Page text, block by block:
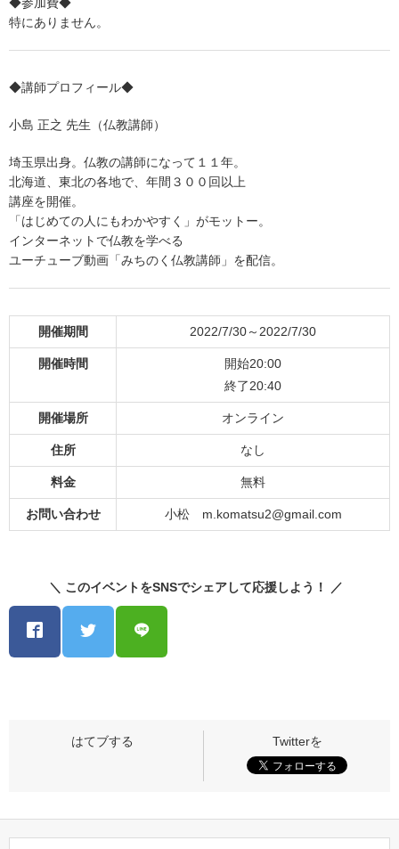
特にありません。
◆講師プロフィール◆
小島 正之 先生（仏教講師）
埼玉県出身。仏教の講師になって１１年。
北海道、東北の各地で、年間３００回以上
講座を開催。
「はじめての人にもわかやすく」がモットー。
インターネットで仏教を学べる
ユーチューブ動画「みちのく仏教講師」を配信。
開催期間 2022/7/30～2022/7/30
開催時間
開始20:00
終了20:40
開催場所 オンライン
住所 なし
料金 無料
お問い合わせ 小松 m.komatsu2@gmail.com
＼ このイベントをSNSでシェアして応援しよう！ ／